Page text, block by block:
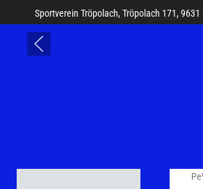
Sportverein Tröpolach, Tröpolach 171,